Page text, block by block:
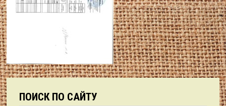
ПОИСК ПО САЙТУ